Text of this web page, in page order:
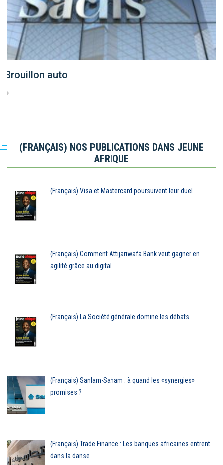
Brouillon auto
(FRANÇAIS) NOS PUBLICATIONS DANS JEUNE
AFRIQUE
(Français) Visa et Mastercard poursuivent leur duel
(Français) Comment Attijariwafa Bank veut gagner en
agilité grâce au digital
(Français) La Société générale domine les débats
(Français) Sanlam-Saham : à quand les «synergies»
promises ?
(Français) Trade Finance : Les banques africaines entrent
dans la danse